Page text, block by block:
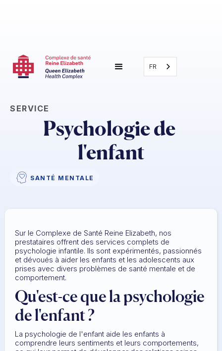
FR
SERVICE
Psychologie de
l'enfant
SANTÉ MENTALE
Sur le Complexe de Santé Reine Elizabeth, nos
prestataires offrent des services complets de
psychologie infantile. Ils sont expérimentés, passionnés
et dévoués à aider les enfants et les adolescents aux
prises avec divers problèmes de santé mentale et de
comportement.
Qu'est-ce que la psychologie
de l'enfant ?
La psychologie de l'enfant aide les enfants à
comprendre leurs sentiments et leurs comportements,